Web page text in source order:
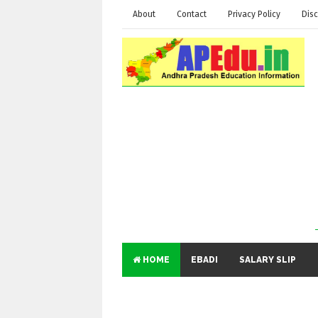
About Contact Privacy Policy
HOME EBADI SALARY SLIP